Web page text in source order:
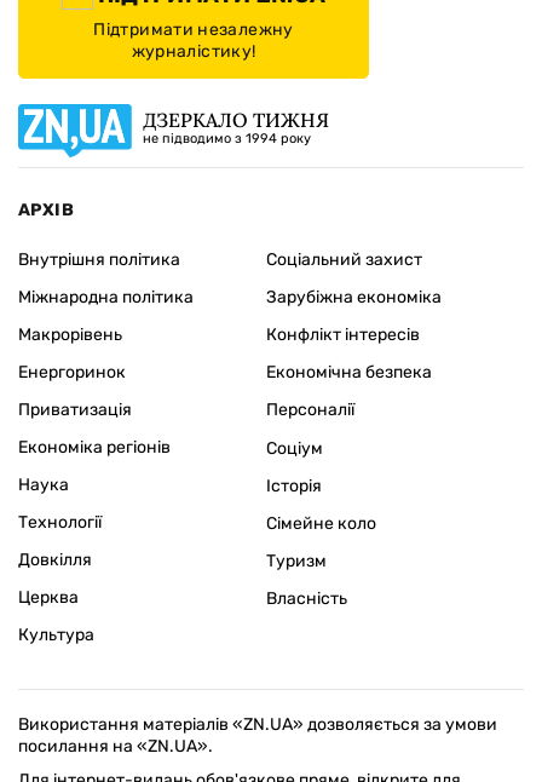
Підтримати незалежну
журналістику!
ДЗЕРКАЛО ТИЖНЯ
не підводимо з 1994 року
АРХІВ
Внутрішня політика
Міжнародна політика
Макрорівень
Енергоринок
Приватизація
Економіка регіонів
Соціальний захист
Зарубіжна економіка
Конфлікт інтересів
Економічна безпека
Персоналії
Наука
Технології
Довкілля
Церква
Культура
Соціум
Історія
Сімейне коло
Туризм
Власність
Використання матеріалів «ZN.UA» дозволяється за умови
посилання на «ZN.UA».